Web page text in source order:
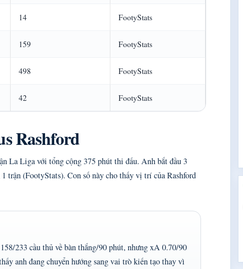
14 FootyStats
159 FootyStats
498 FootyStats
42 FootyStats
Rashford
La Liga với tổng cộng 375 phút thi đấu. Anh bắt đầu 3
trận (FootyStats). Con số này cho thấy vị trí của Rashford
233 cầu thủ về bàn thắng/90 phút, nhưng xA 0.70/90
anh đang chuyển hướng sang vai trò kiến tạo thay vì